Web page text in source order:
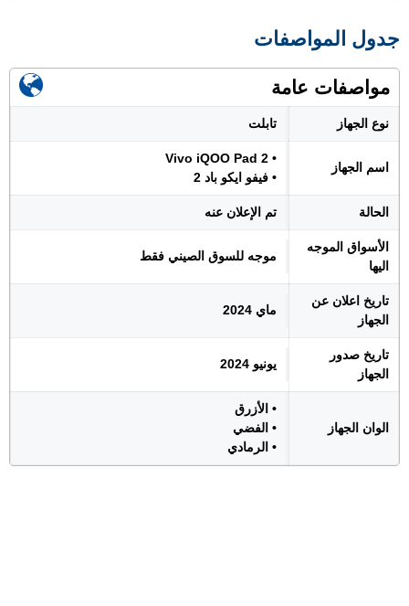
جدول المواصفات
مواصفات عامة
نوع الجهاز تابلت
اسم الجهاز
• Vivo iQOO Pad 2
• فيفو ايكو باد 2
الحالة تم الإعلان عنه
الأسواق الموجه
اليها
موجه للسوق الصيني فقط
تاريخ اعلان عن
الجهاز
ماي 2024
تاريخ صدور
الجهاز
يونيو 2024
الوان الجهاز
• الأزرق
• الفضي
• الرمادي